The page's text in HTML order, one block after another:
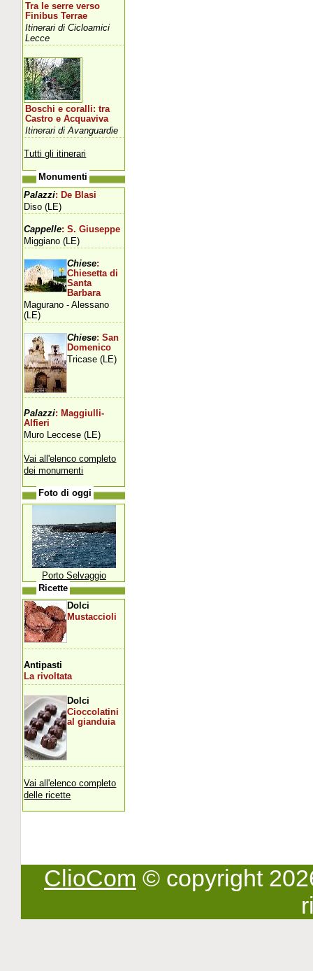
Tra le serre verso
Finibus Terrae
Itinerari di Cicloamici
Lecce
Boschi e coralli: tra
Castro e Acquaviva
Itinerari di Avanguardie
Tutti gli itinerari
Monumenti
Palazzi: De Blasi
Diso (LE)
Cappelle: S. Giuseppe
Miggiano (LE)
Chiese:
Chiesetta di
Santa
Barbara
Magurano - Alessano
(LE)
Chiese: San
Domenico
Tricase (LE)
Palazzi: Maggiulli-
Alfieri
Muro Leccese (LE)
Vai all'elenco completo
dei monumenti
Foto di oggi
Porto Selvaggio
Ricette
Dolci
Mustaccioli
Antipasti
La rivoltata
Dolci
Cioccolatini
al gianduia
Vai all'elenco completo
delle ricette
ClioCom © copyright